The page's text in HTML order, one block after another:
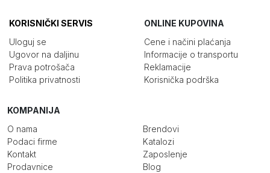
KORISNIČKI SERVIS
Uloguj se
Ugovor na daljinu
Prava potrošača
Politika privatnosti
ONLINE KUPOVINA
Cene i načini plaćanja
Informacije o transportu
Reklamacije
Korisnička podrška
KOMPANIJA
O nama
Podaci firme
Kontakt
Prodavnice
Brendovi
Katalozi
Zaposlenje
Blog